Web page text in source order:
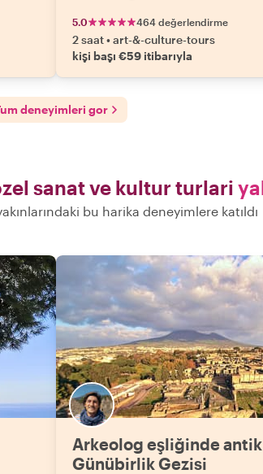
5.0 464 değerlendirme
2 saat•art-&-culture-tours
kişi başı €59 itibarıyla
deneyimleri gor
sanat ve kultur turlari
bu harika deneyimlere katıldı
Arkeolog eşliğinde
Günübirlik Gezisi